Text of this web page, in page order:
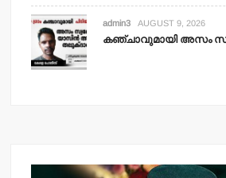
admin3 AUGUST 9, 2026
കഞ്ചാവുമായി അസം